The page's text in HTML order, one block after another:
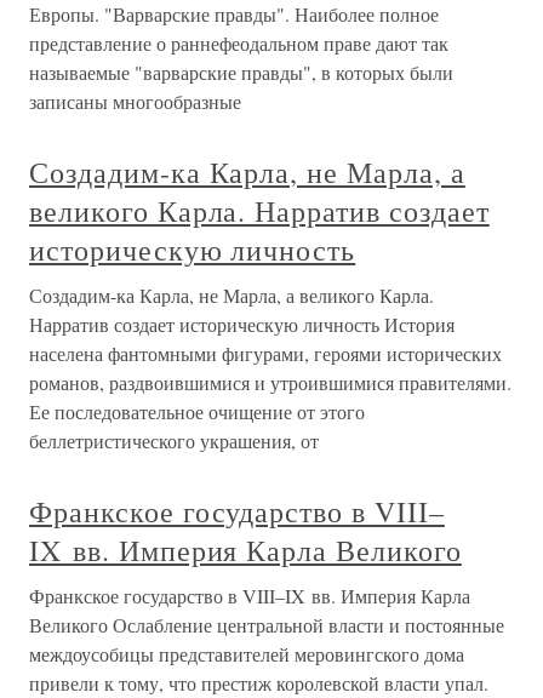
Европы. "Варварские правды". Наиболее полное
представление о раннефеодальном праве дают так
называемые "варварские правды", в которых были
записаны многообразные
Создадим-ка Карла, не Марла, а
великого Карла. Нарратив создает
историческую личность
Создадим-ка Карла, не Марла, а великого Карла.
Нарратив создает историческую личность История
населена фантомными фигурами, героями исторических
романов, раздвоившимися и утроившимися правителями.
Ее последовательное очищение от этого
беллетристического украшения, от
Франкское государство в VIII–
IX вв. Империя Карла Великого
Франкское государство в VIII–IX вв. Империя Карла
Великого Ослабление центральной власти и постоянные
междоусобицы представителей меровингского дома
привели к тому, что престиж королевской власти упал.